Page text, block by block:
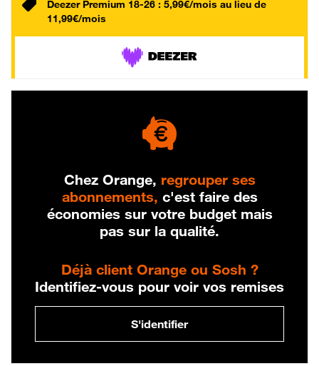
Deezer Premium 18-26 : 5,99€/mois au lieu de
11,99€/mois
Chez Orange, regrouper ses
abonnements, c'est faire des
économies sur votre budget mais
pas sur la qualité.
Déjà client Orange ou Sosh ?
Identifiez-vous pour voir vos remises
S'identifier